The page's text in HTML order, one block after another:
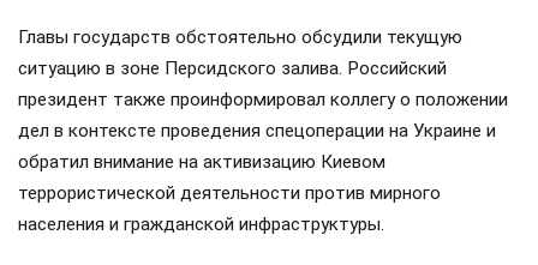
Главы государств обстоятельно обсудили текущую
ситуацию в зоне Персидского залива. Российский
президент также проинформировал коллегу о положении
дел в контексте проведения спецоперации на Украине и
обратил внимание на активизацию Киевом
террористической деятельности против мирного
населения и гражданской инфраструктуры.